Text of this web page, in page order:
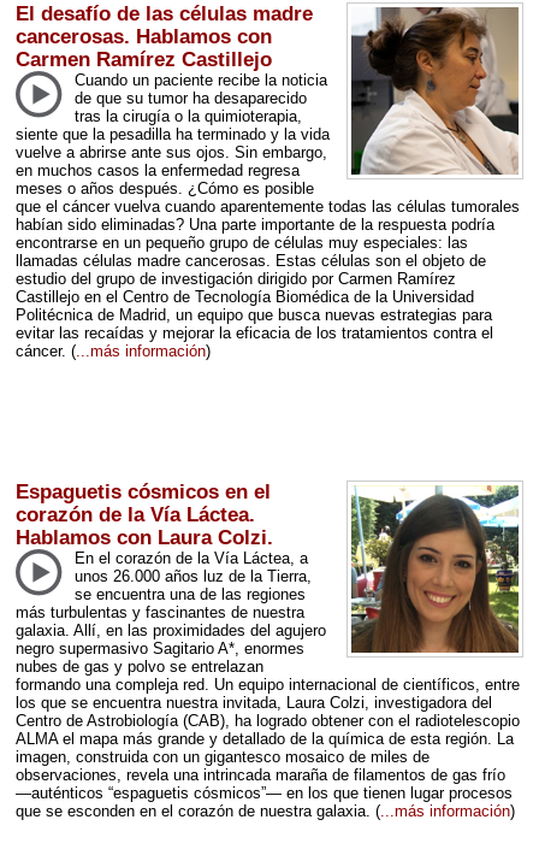
El desafío de las células madre
cancerosas. Hablamos con
Carmen Ramírez Castillejo
Cuando un paciente recibe la noticia
de que su tumor ha desaparecido
tras la cirugía o la quimioterapia,
siente que la pesadilla ha terminado y la vida
vuelve a abrirse ante sus ojos. Sin embargo,
en muchos casos la enfermedad regresa
meses o años después. ¿Cómo es posible
que el cáncer vuelva cuando aparentemente todas las células tumorales
habían sido eliminadas? Una parte importante de la respuesta podría
encontrarse en un pequeño grupo de células muy especiales: las
llamadas células madre cancerosas. Estas células son el objeto de
estudio del grupo de investigación dirigido por Carmen Ramírez
Castillejo en el Centro de Tecnología Biomédica de la Universidad
Politécnica de Madrid, un equipo que busca nuevas estrategias para
evitar las recaídas y mejorar la eficacia de los tratamientos contra el
cáncer. (...más información)
Espaguetis cósmicos en el
corazón de la Vía Láctea.
Hablamos con Laura Colzi.
En el corazón de la Vía Láctea, a
unos 26.000 años luz de la Tierra,
se encuentra una de las regiones
más turbulentas y fascinantes de nuestra
galaxia. Allí, en las proximidades del agujero
negro supermasivo Sagitario A*, enormes
nubes de gas y polvo se entrelazan
formando una compleja red. Un equipo internacional de científicos, entre
los que se encuentra nuestra invitada, Laura Colzi, investigadora del
Centro de Astrobiología (CAB), ha logrado obtener con el radiotelescopio
ALMAel mapa más grande y detallado de la química de esta región. La
imagen, construida con un gigantesco mosaico de miles de
observaciones, revela una intrincada maraña de filamentos de gas frío
—auténticos “espaguetis cósmicos”— en los que tienen lugar procesos
que se esconden en el corazón de nuestra galaxia. (...más información)